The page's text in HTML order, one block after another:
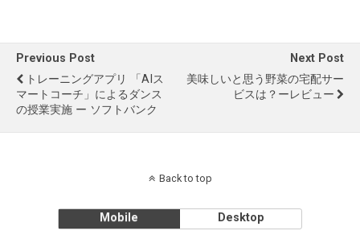
Previous Post
トレーニングアプリ 「AIス
マートコーチ」によるダンス
の授業実施 ー ソフトバンク
Next Post
美味しいと思う野菜の宅配サー
ビスは？ーレビュー
Back to top
Mobile Desktop